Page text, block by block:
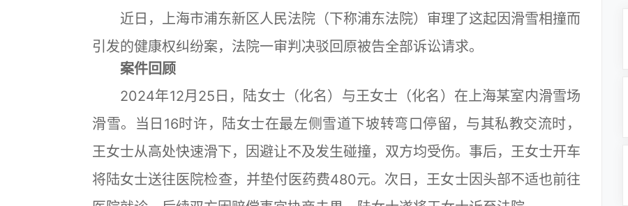
近日，上海市浦东新区人民法院（下称浦东法院）审理了这起因滑雪相撞而
引发的健康权纠纷案，法院一审判决驳回原被告全部诉讼请求。
案件回顾
2024年12月25日，陆女士（化名）与王女士（化名）在上海某室内滑雪场
滑雪。当日16时许，陆女士在最左侧雪道下坡转弯口停留，与其私教交流时，
王女士从高处快速滑下，因避让不及发生碰撞，双方均受伤。事后，王女士开车
将陆女士送往医院检查，并垫付医药费480元。次日，王女士因头部不适也前往